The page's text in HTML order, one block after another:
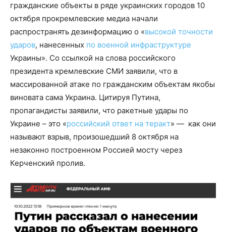
гражданские объекты в ряде украинских городов 10
октября прокремлевские медиа начали
распространять дезинформацию о «высокой точности
ударов, нанесенных по военной инфраструктуре
Украины». Со ссылкой на слова российского
президента кремлевские СМИ заявили, что в
массированной атаке по гражданским объектам якобы
виновата сама Украина. Цитируя Путина,
пропагандисты заявили, что ракетные удары по
Украине – это «российский ответ на теракт» — как они
называют взрыв, произошедший 8 октября на
незаконно построенном Россией мосту через
Керченский пролив.